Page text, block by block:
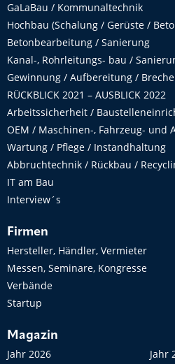
GaLaBau / Kommunaltechnik
Hochbau (Schalung / Gerüste /
Betonbearbeitung / Sanierung
Kanal-, Rohrleitungs- bau /
Gewinnung / Aufbereitung /
RÜCKBLICK 2021 – AUSBLICK 2022
Arbeitssicherheit /
OEM / Maschinen-, Fahrzeug- und
Wartung / Pflege / Instandhaltung
Abbruchtechnik / Rückbau /
IT am Bau
Interview´s
Firmen
Hersteller, Händler, Vermieter
Messen, Seminare, Kongresse
Verbände
Startup
Magazin
Jahr 2026
Jahr